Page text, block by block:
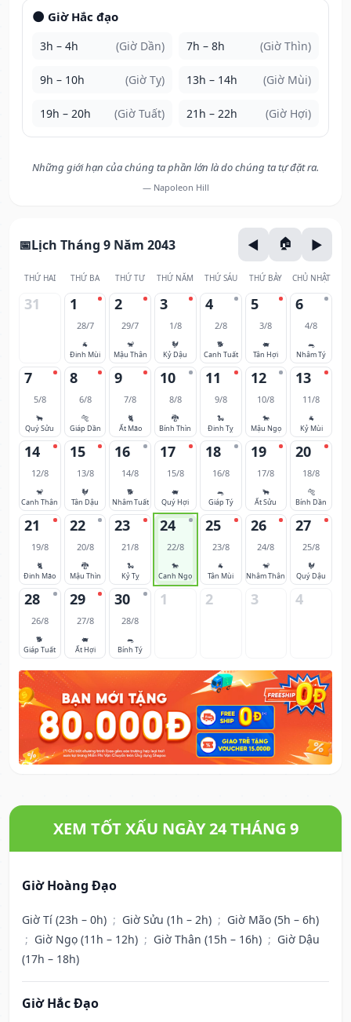
🌑 Giờ Hắc đạo
3h – 4h (Giờ Dần) 7h – 8h (Giờ Thìn)
9h – 10h (Giờ Tỵ) 13h – 14h (Giờ Mùi)
19h – 20h (Giờ Tuất) 21h – 22h (Giờ Hợi)
Những giới hạn của chúng ta phần lớn là do chúng ta tự đặt ra.
— Napoleon Hill
Lịch Tháng 9 Năm 2043
THỨ HAI THỨ BA THỨ TƯ THỨ NĂM THỨ SÁU THỨ BẢY CHỦ NHẬT
31 1
28/7
🐐
Đinh Mùi
2
29/7
🐒
Mậu Thân
3
1/8
🐓
Kỷ Dậu
4
2/8
🐕
Canh Tuất
5
3/8
🐖
Tân Hợi
6
4/8
🐀
Nhâm Tý
7
5/8
🐂
Quý Sửu
8
6/8
🐅
Giáp Dần
9
7/8
🐈
Ất Mão
10
8/8
🐉
Bính Thìn
11
9/8
🐍
Đinh Tỵ
12
10/8
🐎
Mậu Ngọ
13
11/8
🐐
Kỷ Mùi
14
12/8
🐒
Canh Thân
15
13/8
🐓
Tân Dậu
16
14/8
🐕
Nhâm Tuất
17
15/8
🐖
Quý Hợi
18
16/8
🐀
Giáp Tý
19
17/8
🐂
Ất Sửu
20
18/8
🐅
Bính Dần
21
19/8
🐈
Đinh Mão
22
20/8
🐉
Mậu Thìn
23
21/8
🐍
Kỷ Tỵ
24
22/8
🐎
Canh Ngọ
25
23/8
🐐
Tân Mùi
26
24/8
🐒
Nhâm Thân
27
25/8
🐓
Quý Dậu
28
26/8
🐕
Giáp Tuất
29
27/8
🐖
Ất Hợi
30
28/8
🐀
Bính Tý
1 2 3 4
XEM TỐT XẤU NGÀY 24 THÁNG 9
Giờ Hoàng Đạo
Giờ Tí (23h – 0h) ; Giờ Sửu (1h – 2h) ; Giờ Mão (5h – 6h)
; Giờ Ngọ (11h – 12h) ; Giờ Thân (15h – 16h) ; Giờ Dậu
(17h – 18h)
Giờ Hắc Đạo